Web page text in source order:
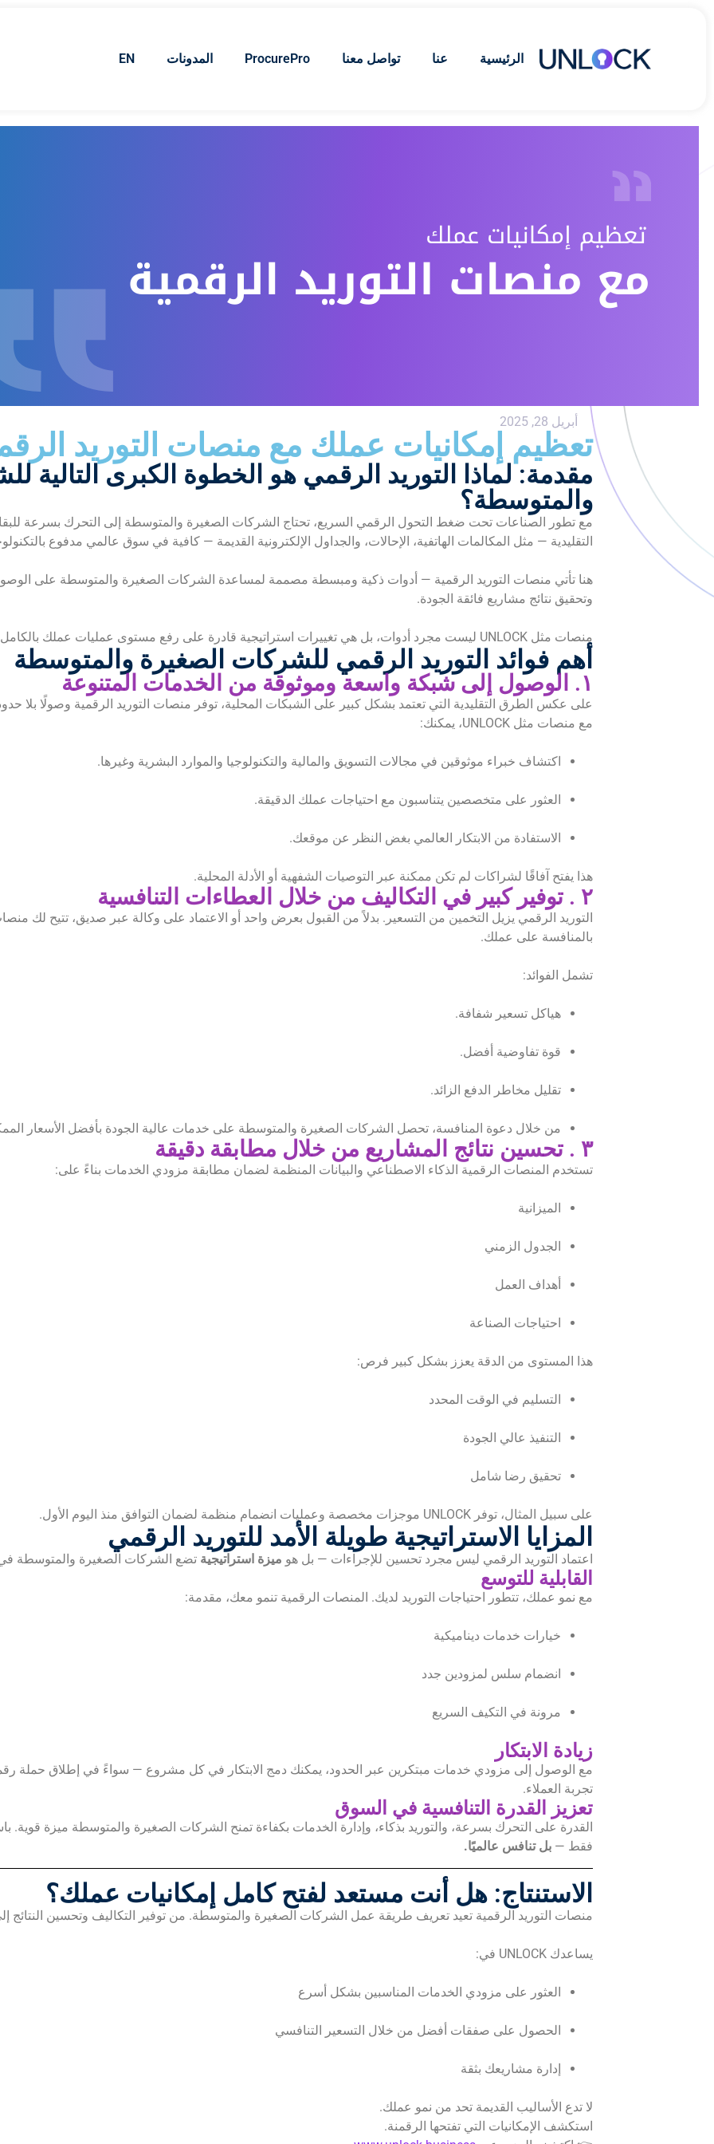
الرئيسية عنا تواصل معنا ProcurePro المدونات EN
أبريل 28, 2025
تعظيم إمكانيات عملك مع منصات التوريد
مقدمة: لماذا التوريد الرقمي هو الخطوة الكبرى التالية
والمتوسطة؟
مع تطور الصناعات تحت ضغط التحول الرقمي السريع، تحتاج الشركات الصغيرة والمتوسطة إلى التحرك بسرعة
التقليدية — مثل المكالمات الهاتفية، الإحالات، والجداول الإلكترونية القديمة — كافية في سوق عالمي مدفوع
هنا تأتي منصات التوريد الرقمية — أدوات ذكية ومبسطة مصممة لمساعدة الشركات الصغيرة والمتوسطة على
وتحقيق نتائج مشاريع فائقة الجودة.
منصات مثل UNLOCK ليست مجرد أدوات، بل هي تغييرات استراتيجية قادرة على رفع مستوى عمليات عملك بالكامل.
أهم فوائد التوريد الرقمي للشركات الصغيرة والمتوسطة
١. الوصول إلى شبكة واسعة وموثوقة من الخدمات المتنوعة
على عكس الطرق التقليدية التي تعتمد بشكل كبير على الشبكات المحلية، توفر منصات التوريد الرقمية وصولًا بلا
مع منصات مثل UNLOCK، يمكنك:
اكتشاف خبراء موثوقين في مجالات التسويق والمالية والتكنولوجيا والموارد البشرية وغيرها.
العثور على متخصصين يتناسبون مع احتياجات عملك الدقيقة.
الاستفادة من الابتكار العالمي بغض النظر عن موقعك.
هذا يفتح آفاقًا لشراكات لم تكن ممكنة عبر التوصيات الشفهية أو الأدلة المحلية.
٢ . توفير كبير في التكاليف من خلال العطاءات التنافسية
بالمنافسة على عملك.
تشمل الفوائد:
هياكل تسعير شفافة.
قوة تفاوضية أفضل.
تقليل مخاطر الدفع الزائد.
من خلال دعوة المنافسة، تحصل الشركات الصغيرة والمتوسطة على خدمات عالية الجودة بأفضل الأسعار
٣ . تحسين نتائج المشاريع من خلال مطابقة دقيقة
تستخدم المنصات الرقمية الذكاء الاصطناعي والبيانات المنظمة لضمان مطابقة مزودي الخدمات بناءً على:
الميزانية
الجدول الزمني
أهداف العمل
احتياجات الصناعة
هذا المستوى من الدقة يعزز بشكل كبير فرص:
التسليم في الوقت المحدد
التنفيذ عالي الجودة
تحقيق رضا شامل
على سبيل المثال، توفر UNLOCK موجزات مخصصة وعمليات انضمام منظمة لضمان التوافق منذ اليوم الأول.
المزايا الاستراتيجية طويلة الأمد للتوريد الرقمي
اعتماد التوريد الرقمي ليس مجرد تحسين للإجراءات — بل هو ميزة استراتيجية تضع الشركات الصغيرة والمتوسطة
القابلية للتوسع
مع نمو عملك، تتطور احتياجات التوريد لديك. المنصات الرقمية تنمو معك، مقدمة:
خيارات خدمات ديناميكية
انضمام سلس لمزودين جدد
مرونة في التكيف السريع
زيادة الابتكار
مع الوصول إلى مزودي خدمات مبتكرين عبر الحدود، يمكنك دمج الابتكار في كل مشروع — سواءً في إطلاق حملة رقمية،
تجربة العملاء.
تعزيز القدرة التنافسية في السوق
القدرة على التحرك بسرعة، والتوريد بذكاء، وإدارة الخدمات بكفاءة تمنح الشركات الصغيرة والمتوسطة ميزة قوية.
فقط —بل تنافس عالميًا.
الاستنتاج: هل أنت مستعد لفتح كامل إمكانيات عملك؟
منصات التوريد الرقمية تعيد تعريف طريقة عمل الشركات الصغيرة والمتوسطة. من توفير التكاليف وتحسين النتائج إلى
يساعدك UNLOCK في:
العثور على مزودي الخدمات المناسبين بشكل أسرع
الحصول على صفقات أفضل من خلال التسعير التنافسي
إدارة مشاريعك بثقة
لا تدع الأساليب القديمة تحد من نمو عملك.
استكشف الإمكانيات التي تفتحها الرقمنة.